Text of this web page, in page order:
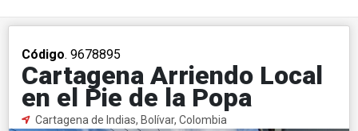
Código. 9678895
Cartagena Arriendo Local
en el Pie de la Popa
Cartagena de Indias, Bolívar, Colombia